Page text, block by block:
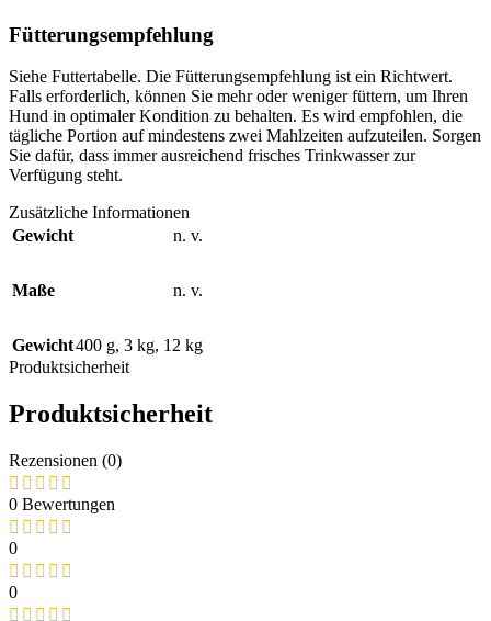
Fütterungsempfehlung
Siehe Futtertabelle. Die Fütterungsempfehlung ist ein Richtwert.
Falls erforderlich, können Sie mehr oder weniger füttern, um Ihren
Hund in optimaler Kondition zu behalten. Es wird empfohlen, die
tägliche Portion auf mindestens zwei Mahlzeiten aufzuteilen. Sorgen
Sie dafür, dass immer ausreichend frisches Trinkwasser zur
Verfügung steht.
Zusätzliche Informationen
Gewicht
n. v.
Maße n. v.
Gewicht400 g, 3 kg, 12 kg
Produktsicherheit
Produktsicherheit
Rezensionen (0)
0 Bewertungen
0
0